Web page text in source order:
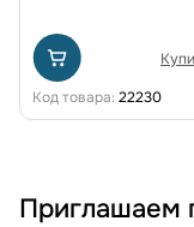
Код товара: 22230
Приглашаем